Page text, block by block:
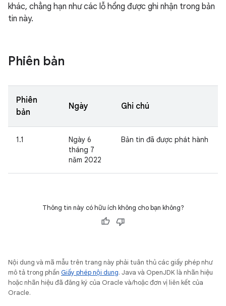
khác, chẳng hạn như các lỗ hổng được ghi nhận trong bản
tin này.
Phiên bản
Phiên
bản
Ngày Ghi chú
1.1
Ngày 6
tháng 7
năm 2022
Bản tin đã được phát hành
Thông tin này có hữu ích không cho bạn không?
Nội dung và mã mẫu trên trang này phải tuân thủ các giấy phép như
mô tả trong phần Giấy phép nội dung. Java và OpenJDK là nhãn hiệu
hoặc nhãn hiệu đã đăng ký của Oracle và/hoặc đơn vị liên kết của
Oracle.